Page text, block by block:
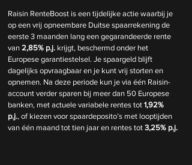
Raisin RenteBoost is een tijdelijke actie waarbij je
op een vrij opneembare Duitse spaarrekening de
eerste 3 maanden lang een gegarandeerde rente
van 2,85% p.j. krijgt, beschermd onder het
Europese garantiestelsel. Je spaargeld blijft
dagelijks opvraagbaar en je kunt vrij storten en
opnemen. Na deze periode kun je via één Raisin-
account verder sparen bij meer dan 50 Europese
banken, met actuele variabele rentes tot 1,92%
p.j., of kiezen voor spaardeposito’s met looptijden
van één maand tot tien jaar en rentes tot 3,25% p.j.